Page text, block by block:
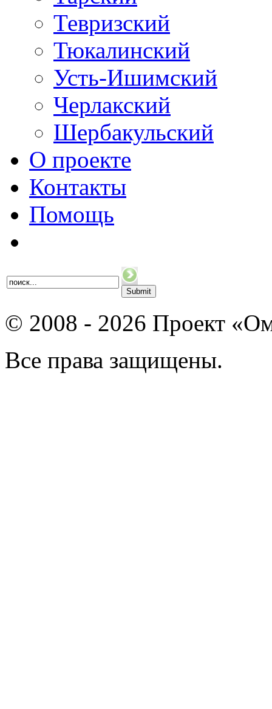
Тевризский
Тюкалинский
Усть-Ишимский
Черлакский
Шербакульский
О проекте
Контакты
Помощь
© 2008 - 2026 Проект
Все права защищены.